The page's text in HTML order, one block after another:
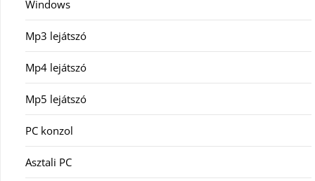
Windows
Mp3 lejátszó
Mp4 lejátszó
Mp5 lejátszó
PC konzol
Asztali PC